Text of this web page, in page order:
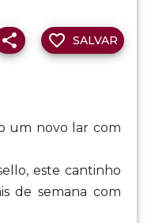
um novo lar com
este cantinho
de semana com
SALVAR